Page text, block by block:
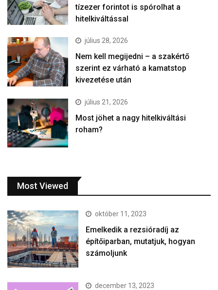
tízezer forintot is spórolhat a
hitelkiváltással
július 28, 2026
Nem kell megijedni – a szakértő
szerint ez várható a kamatstop
kivezetése után
július 21, 2026
Most jöhet a nagy hitelkiváltási
roham?
Most Viewed
október 11, 2023
Emelkedik a rezsióradíj az
építőiparban, mutatjuk, hogyan
számoljunk
december 13, 2023